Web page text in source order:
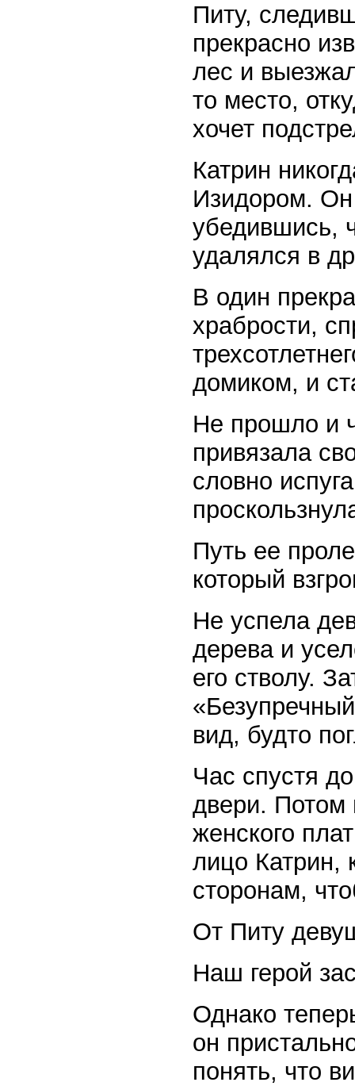
Питу,
прекрасно
лес и
то место,
хочет
Катрин
Изидором. Он
убедившись,
удалялся в
В один
храбрости,
домиком, и
Не прошло и
привязала
словно
Путь ее
который
Не успела
дерева и
его стволу.
вид, будто
Час спустя
двери.
женского
лицо Катрин,
сторонам,
От Питу
Наш герой
Однако
он
понять, что